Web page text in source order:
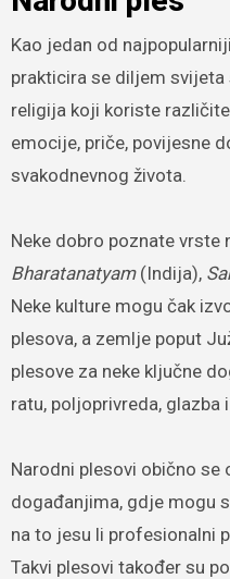
Kao jedan od
prakticira se diljem
religija koji koriste
emocije, priče, povijesne
svakodnevnog života.
Neke dobro poznate vrste
Bharatanatyam(Indija),
Neke kulture mogu čak
plesova, a zemlje poput
plesove za neke ključne
ratu, poljoprivreda, glazba
Narodni plesovi obično se
događanjima, gdje mogu
na to jesu li profesionalni
Takvi plesovi također su